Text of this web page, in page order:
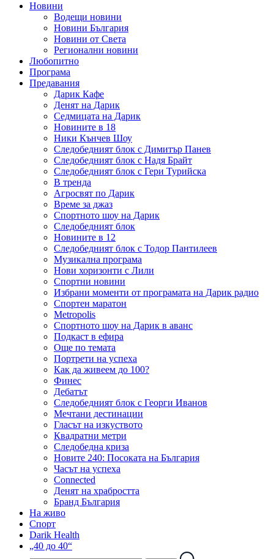
Новини
Водещи новини
Новини България
Новини от Света
Регионални новини
Любопитно
Програма
Предавания
Дарик Кафе
Денят на Дарик
Седмицата на Дарик
Новините в 18
Ники Кънчев Шоу
Следобедният блок с Димитър Панев
Следобедният блок с Надя Брайт
Следобедният блок с Гери Турийска
В тренда
Агросвят по Дарик
Време за джаз
Спортното шоу на Дарик
Следобедният блок
Новините в 12
Следобедният блок с Тодор Пантилеев
Музикална програма
Нови хоризонти с Лили
Спортни новини
Избрани моменти от програмата на Дарик радио
Спортен маратон
Metropolis
Спортното шоу на Дарик в аванс
Подкаст в ефира
Още по темата
Портрети на успеха
Как да живеем до 100?
Финес
Дебатът
Следобедният блок с Георги Иванов
Мечтани дестинации
Гласът на изкуството
Квадратни метри
Следобедна криза
Новите 240: Посоката на България
Часът на успеха
Connected
Денят на храбростта
Бранд България
На живо
Спорт
Darik Health
„40 до 40“